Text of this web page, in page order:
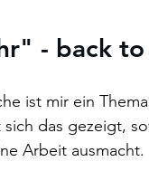
- back to
ist mir ein
das gezeigt,
Arbeit ausmacht.